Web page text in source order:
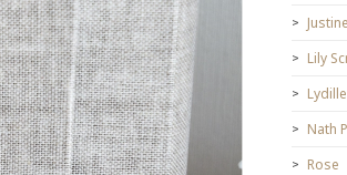
Lily
Lydille
Nath
Rose